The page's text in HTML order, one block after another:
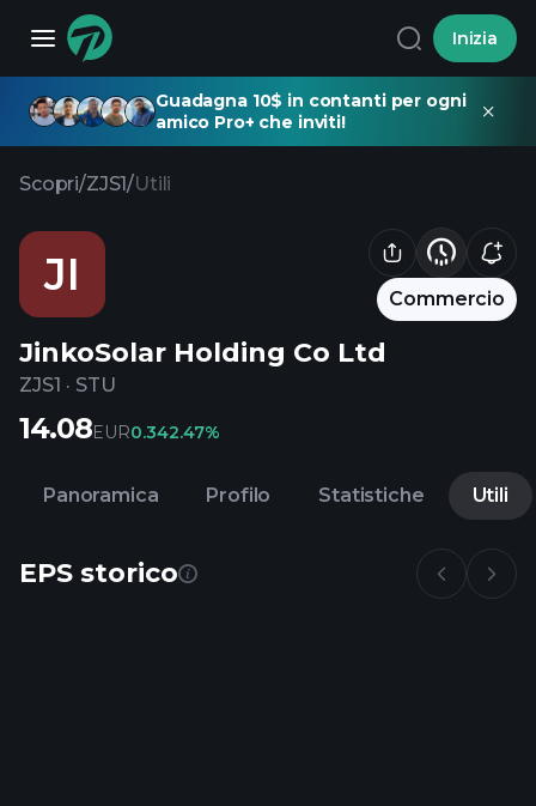
Inizia
Guadagna 10$ in contanti per ogni
amico Pro+ che inviti!
Scopri/ZJS1/Utili
JI Commercio
JinkoSolar Holding Co Ltd
ZJS1 · STU
14.08EUR0.342.47%
Panoramica Profilo Statistiche Utili
EPS storico